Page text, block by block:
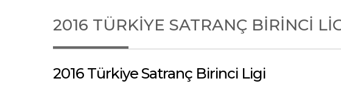
2016 TÜRKIYE SATRANÇ BIRINCI
2016 Türkiye Satranç Birinci Ligi